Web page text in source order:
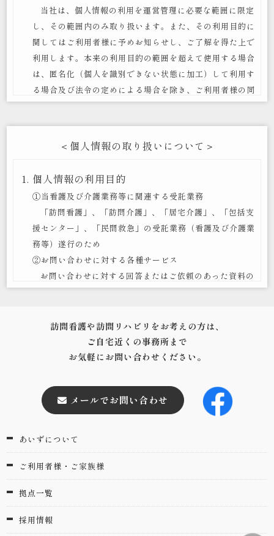
当社は、個人情報の利用を運営管理に必要な範囲に限定
し、その範囲内のみ取り扱います。また、その利用目的に
関してはご利用者様に予めお知らせし、ご了解を得た上で
利用します。本来の利用目的の範囲を超えて使用する場合
は、匿名化（個人を識別できない状態に加工）して利用す
る場合及び法令の定めによる場合を除き、ご利用者様の同
意なく個人情報の利用提供はいたしません。
法令の遵守について
当社は、個人情報保護に関する日本の法令、国が定める
安全管理について
当社は、ご利用者様の個人情報への不正アクセス、紛
失、破壊、改ざん、及び漏えいを防止し、安全で正確な管
問い合わせ窓口
当社における個人情報の取扱に関するお問い合わせは下
59-9390
e-mail info@aizu-company.co.jp
個人情報保護の仕組みの改善
当社は、JIS Q 15001に即した個人情報保護マネジメン
トシステムを構築し、それに基づいてご利用者様の情報を
管理します。また、このマネジメントシステムは適宜見直
＜個人情報の取り扱いについて＞
個人情報の利用目的
①当看護及び介護業務等に関連する受託業務
「訪問看護」、「訪問介護」、「居宅介護」、「包括支
援センター」、「民間救急」の受託業務（看護及び介護業
務等）遂行のため
②お問い合わせに対する各種サービス
お問い合わせに対する回答またはご依頼のあった資料の
ご案内、発送のため
・お取引等に関する連絡･商談のため
・契約の履行及び与信管理のため
・グループ各社の業務案内のため
④面接・採用希望者情報（当社ホーム―ページの採用専用
フォームからの取得情報含む）
・問合せに対する回答のため
・面接などの連絡のため
（※当社ホームページの採用専用フォームへの入力で必須
マーク必須が付いている個所以外の入力は任意です。ただ
し、ご入力いただけなかった場合は、ご希望のお仕事内
容、勤務地、問合せに対する回答が受けられないことがご
ざいますので、あらかじめご了承ください。）
訪問看護や訪問リハビリをお考えの方は、
ご自宅近くの事務所まで
お気軽にお問い合わせください。
メールでお問い合わせ
あいずについて
ご利用者様・ご家族様
拠点一覧
採用情報